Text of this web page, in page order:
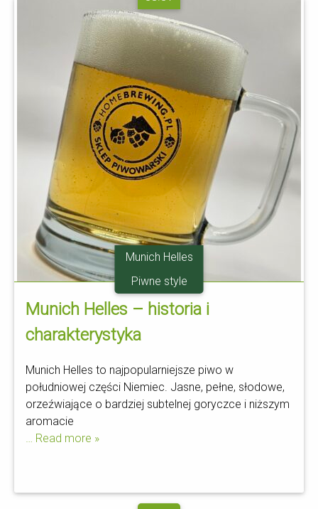
Munich Helles
Piwne style
Munich Helles – historia i
charakterystyka
Munich Helles to najpopularniejsze piwo w
południowej części Niemiec. Jasne, pełne, słodowe,
orzeźwiające o bardziej subtelnej goryczce i niższym
aromacie
… Read more »